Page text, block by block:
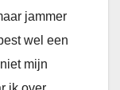
jammer
wel een
mijn